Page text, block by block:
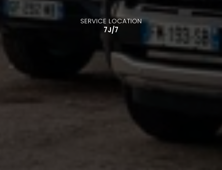
SERVICE LOCATION
7J/7